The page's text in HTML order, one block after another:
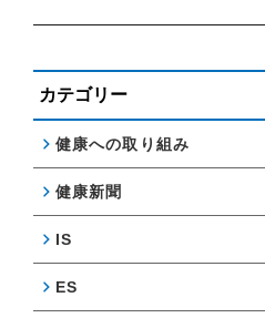
カテゴリー
健康への取り組み
健康新聞
IS
ES